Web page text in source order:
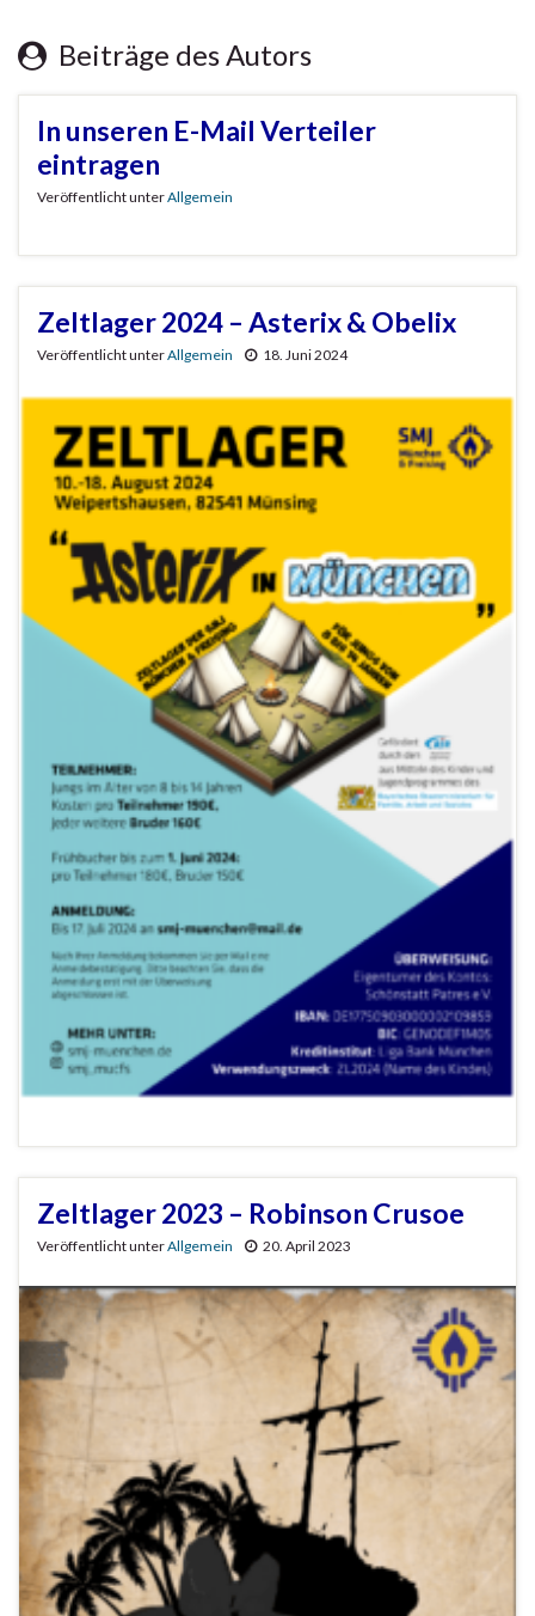
Beiträge des Autors
In unseren E-Mail Verteiler
eintragen
Veröffentlicht unterAllgemein
Zeltlager 2024 – Asterix & Obelix
Veröffentlicht unterAllgemein 18. Juni 2024
Zeltlager 2023 – Robinson Crusoe
Veröffentlicht unterAllgemein 20. April 2023